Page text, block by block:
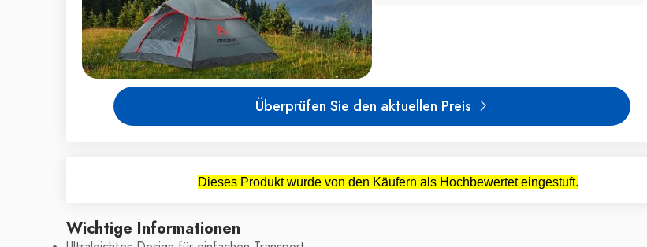
Überprüfen Sie den aktuellen Preis
Dieses Produkt wurde von den Käufern als Hochbewertet eingestuft.
Wichtige Informationen